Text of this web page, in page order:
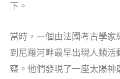
下。
當時，一個由法國考古學家
到尼羅河畔最早出現人類活
察。他們發現了一座太陽